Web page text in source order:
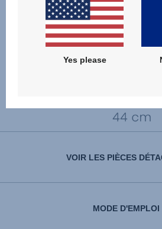
VOIR LES PIÈCES
MODE D'EMPLOI
Yes please